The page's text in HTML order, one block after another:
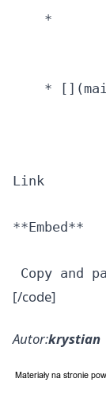
    *
*
Link
**Embed**
[/code]
Autor:krystian